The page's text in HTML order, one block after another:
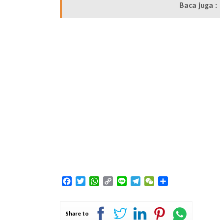
Baca juga :
FacebookTwitterWhatsApp
Copy
Line TelegramWeChat
Share to